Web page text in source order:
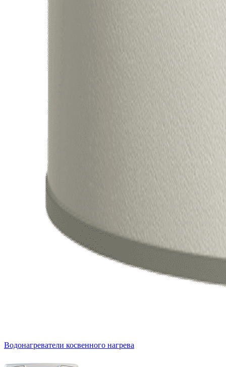
Водонагреватели косвенного нагрева